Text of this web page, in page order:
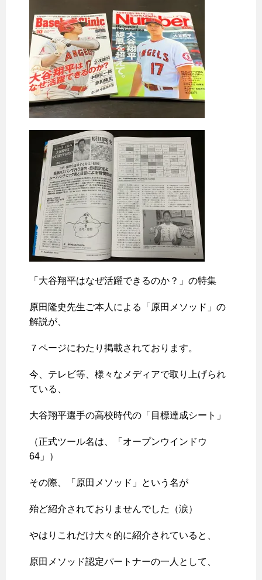
「大谷翔平はなぜ活躍できるのか？」の特集
原田隆史先生ご本人による「原田メソッド」の
解説が、
７ページにわたり掲載されております。
今、テレビ等、様々なメディアで取り上げられ
ている、
大谷翔平選手の高校時代の「目標達成シート」
（正式ツール名は、「オープンウインドウ
64」）
その際、「原田メソッド」という名が
殆ど紹介されておりませんでした（涙）
やはりこれだけ大々的に紹介されていると、
原田メソッド認定パートナーの一人として、